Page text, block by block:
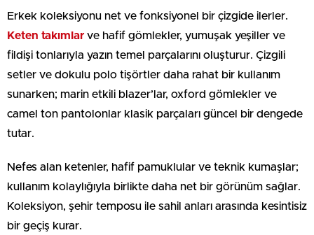
Erkek koleksiyonu net ve fonksiyonel bir çizgide ilerler.
Keten takımlar ve hafif gömlekler, yumuşak yeşiller ve
fildişi tonlarıyla yazın temel parçalarını oluşturur. Çizgili
setler ve dokulu polo tişörtler daha rahat bir kullanım
sunarken; marin etkili blazer’lar, oxford gömlekler ve
camel ton pantolonlar klasik parçaları güncel bir dengede
tutar.
Nefes alan ketenler, hafif pamuklular ve teknik kumaşlar;
kullanım kolaylığıyla birlikte daha net bir görünüm sağlar.
Koleksiyon, şehir temposu ile sahil anları arasında kesintisiz
bir geçiş kurar.